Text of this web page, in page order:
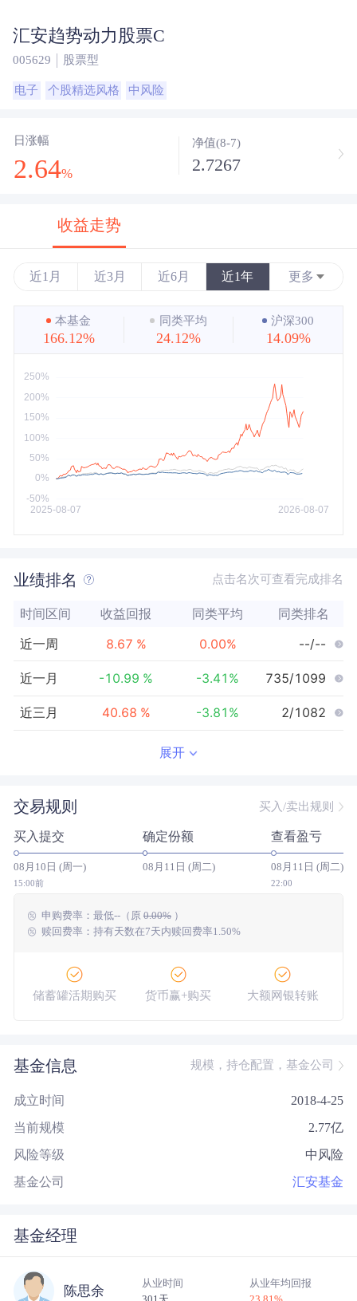
汇安趋势动力股票C
005629 股票型
电子 个股精选风格 中风险
日涨幅
2.64%
净值(8-7)
2.7267
收益走势
近1月 近3月 近6月 近1年 更多
近3年
近5年
最大
本基金
166.12%
同类平均
24.12%
沪深300
14.09%
业绩排名 点击名次可查看完成排名
时间区间 收益回报 同类平均 同类排名
近一周 8.67 % 0.00% --/--
近一月 -10.99 % -3.41 % 735/1099
近三月 40.68 % -3.81 % 2/1082
近三年 71/825
近五年 54.23% 4.61% 76/606
今年以来 2/1050
成立以来 172.67%
展开
交易规则 买入/卖出规则
买入提交
08月10日 (周一)
15:00前
确定份额
08月11日 (周二)
查看盈亏
08月11日 (周二)
22:00
申购费率： 最低--（原 0.00%）
赎回费率：持有天数在7天内赎回费率1.50%
储蓄罐活期购买 货币赢+购买 大额网银转账
基金信息 规模，持仓配置，基金公司
成立时间 2018-4-25
当前规模 2.77亿
风险等级 中风险
基金公司 汇安基金
基金经理
陈思余
从业时间
从业年均回报